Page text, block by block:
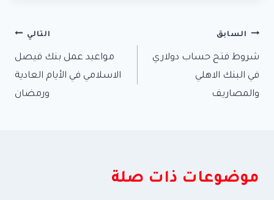
تصفّح
المقالات
السابق
شروط فتح حساب دولاري
في البنك الاهلي
والمصاريف
التالي
مواعيد عمل بنك فيصل
الاسلامي في الأيام العادية
ورمضان
موضوعات ذات صلة